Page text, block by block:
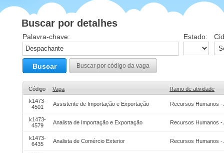
Buscar por detalhes
Palavra-chave: Estado:
Buscar Buscar por código da vaga
Código Vaga
Ramo de atividade
k1473-
4501
Assistente de Importação e Exportação Recursos Humanos -
k1473-
4579
Analista de Importação e Exportação Recursos Humanos -
k1473-
6435
Analista de Comércio Exterior Recursos Humanos -